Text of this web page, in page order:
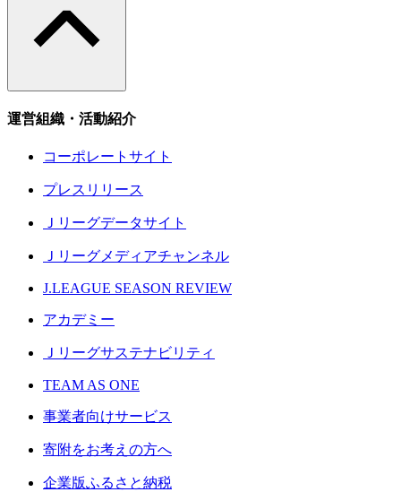
運営組織・活動紹介
コーポレートサイト
プレスリリース
Ｊリーグデータサイト
Ｊリーグメディアチャンネル
J.LEAGUE SEASON REVIEW
アカデミー
Ｊリーグサステナビリティ
TEAM AS ONE
事業者向けサービス
寄附をお考えの方へ
企業版ふるさと納税